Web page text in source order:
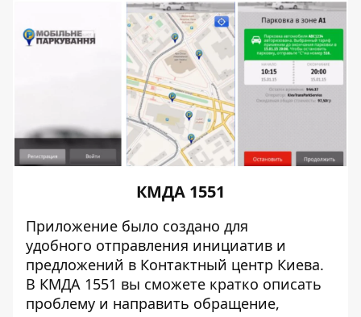
КМДА 1551
Приложение было создано для
удобного отправления инициатив и
предложений в Контактный центр Киева.
В КМДА 1551 вы сможете кратко описать
проблему и направить обращение,